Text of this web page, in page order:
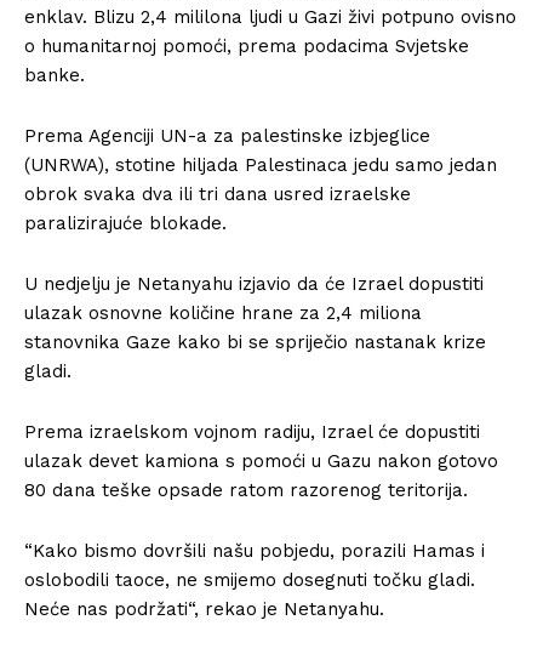
enklav. Blizu 2,4 mililona ljudi u Gazi živi potpuno ovisno
o humanitarnoj pomoći, prema podacima Svjetske
banke.
Prema Agenciji UN-a za palestinske izbjeglice
(UNRWA), stotine hiljada Palestinaca jedu samo jedan
obrok svaka dva ili tri dana usred izraelske
paralizirajuće blokade.
U nedjelju je Netanyahu izjavio da će Izrael dopustiti
ulazak osnovne količine hrane za 2,4 miliona
stanovnika Gaze kako bi se spriječio nastanak krize
gladi.
Prema izraelskom vojnom radiju, Izrael će dopustiti
ulazak devet kamiona s pomoći u Gazu nakon gotovo
80 dana teške opsade ratom razorenog teritorija.
“Kako bismo dovršili našu pobjedu, porazili Hamas i
oslobodili taoce, ne smijemo dosegnuti točku gladi.
Neće nas podržati“, rekao je Netanyahu.